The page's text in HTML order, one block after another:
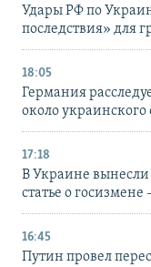
Удары РФ по
последствия» для
18:05
Германия
около украинского
17:18
В Украине
статье о
16:45
Путин провел